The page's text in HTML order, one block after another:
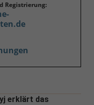
Registrierung:
erklärt das